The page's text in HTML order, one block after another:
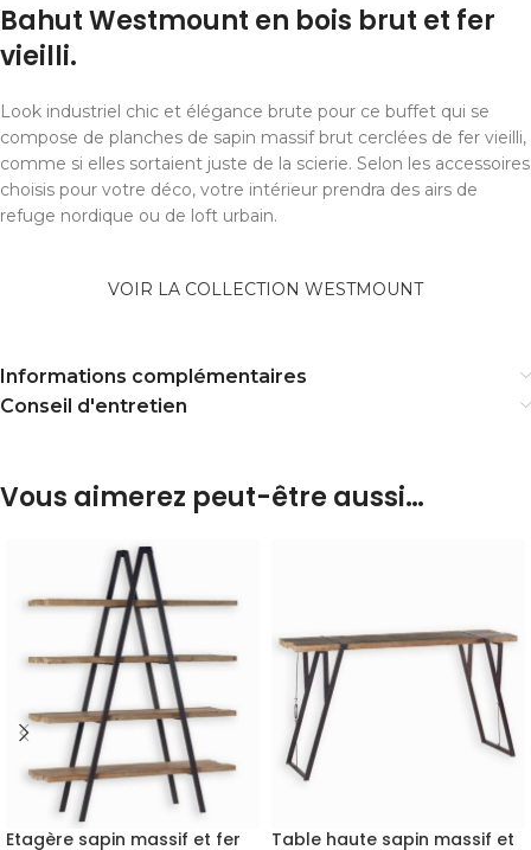
Bahut Westmount en bois brut et fer
vieilli.
Look industriel chic et élégance brute pour ce buffet qui se
compose de planches de sapin massif brut cerclées de fer vieilli,
comme si elles sortaient juste de la scierie. Selon les accessoires
choisis pour votre déco, votre intérieur prendra des airs de
refuge nordique ou de loft urbain.
VOIR LA COLLECTION WESTMOUNT
Informations complémentaires
Conseil d'entretien
Vous aimerez peut-être aussi…
Etagère sapin massif et fer Table haute sapin massif et